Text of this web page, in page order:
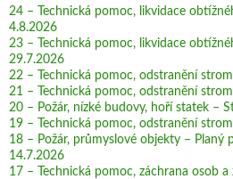
24 – Technická pomoc, likvidace
4.8.2026
23 – Technická pomoc, likvidace
29.7.2026
22 – Technická pomoc, odstranění
21 – Technická pomoc, odstranění
20 – Požár, nízké budovy, hoří statek –
19 – Technická pomoc, odstranění
18 – Požár, průmyslové objekty – Planý
14.7.2026
17 – Technická pomoc, záchrana osob